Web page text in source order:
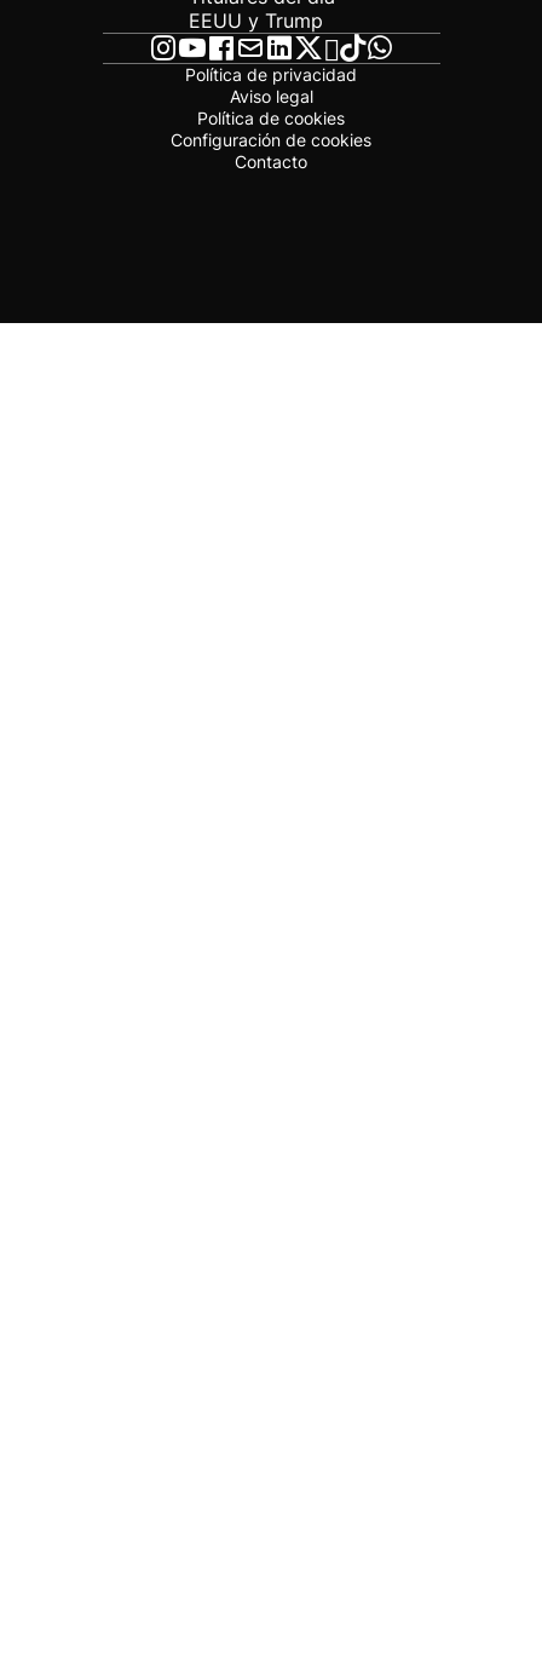
EEUU y Trump
Política de privacidad
Aviso legal
Política de cookies
Configuración de cookies
Contacto